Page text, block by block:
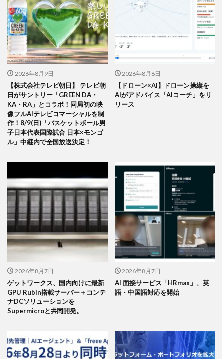
2026年8月9日
【株式会社テレビ朝日】 テレビ朝
日がサントリー「GREEN DA・
KA・RA」とコラボ！同局初の映
像フルAIテレビコマーシャルを制
作！8/9(日)「バスケットボール男
子日本代表国際試合 日本×モンゴ
ル」中継内で全国放送決定！
2026年8月8日
【ドローン×AI】ドローン操縦を
AIがアドバイス「AIコーチ」をリ
リース
2026年8月7日
ゲットワークス、国内向けに最新
GPU Rubin搭載サーバー＋コンテ
ナDCソリューションを
Supermicroと共同開発。
2026年8月7日
AI 面接サービス「HRmax」、英
語・中国語対応を開始